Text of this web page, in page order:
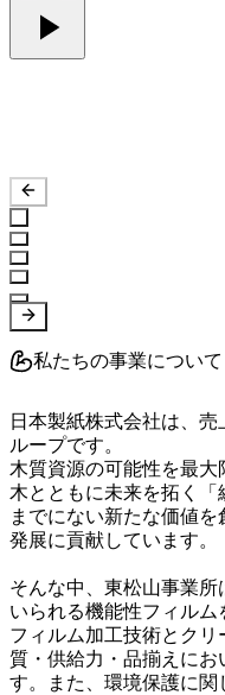
私たちの事業について
日本製紙株式会社は、
ループです。
木質資源の可能性を最大
木とともに未来を拓く
までにない新たな価値
発展に貢献しています。
そんな中、東松山事業
いられる機能性フィル
フィルム加工技術とク
質・供給力・品揃えにお
す。また、環境保護に関